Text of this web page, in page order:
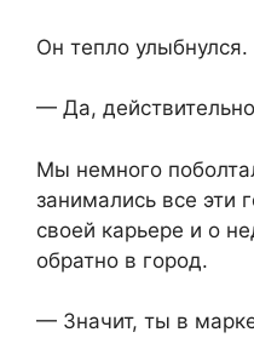
Он тепло улыбнулся.
— Да,
Мы немного
занимались все эти
своей карьере и о
обратно в город.
— Значит, ты в